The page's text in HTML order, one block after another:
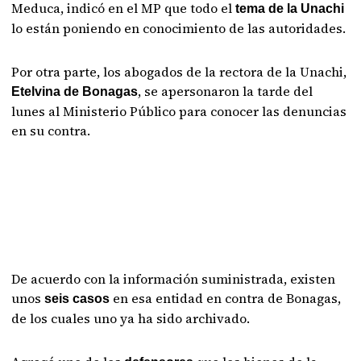
Meduca, indicó en el MP que todo eltema de la Unachi
lo están poniendo en conocimiento de las autoridades.
Por otra parte, los abogados de la rectora de la Unachi,
Etelvina de Bonagas, se apersonaron la tarde del
lunes al Ministerio Público para conocer las denuncias
en su contra.
De acuerdo con la información suministrada, existen
unosseis casos en esa entidad en contra de Bonagas,
de los cuales uno ya ha sido archivado.